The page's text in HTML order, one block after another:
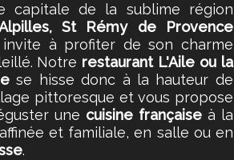
capitale de la sublime région
St Rémy de Provence
invite à profiter de son charme
Notre restaurant L'Aile ou la
se hisse donc à la hauteur de
pittoresque et vous propose
une cuisine française à la
et familiale, en salle ou en
.